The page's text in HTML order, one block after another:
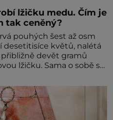
lžičku medu. Čím je
tak ceněný?
pouhých šest až osm
desetitisíce květů, nalétá
devět gramů
lžičku. Sama o sobě se
svého včelstva,
organismů